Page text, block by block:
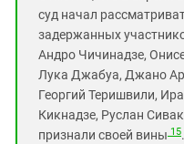
суд начал
задержанных
Андро Чичинадзе,
Лука Джабуа, Джано
Георгий Теришвили,
Кикнадзе, Руслан
признали своей вины 15